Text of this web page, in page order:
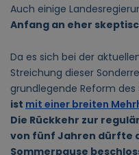
Auch einige
Anfang an eher
Da es sich bei der
Streichung dieser
grundlegende Reform
ist mit einer breiten
Die Rückkehr zur
von fünf Jahren dürfte
Sommerpause